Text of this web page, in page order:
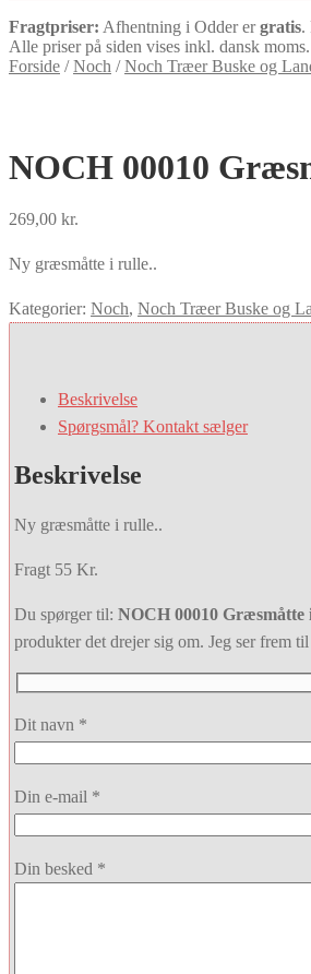
Fragtpriser: Afhentning i Odder ergratis.
Alle priser på siden vises inkl. dansk moms.
Forside /Noch /Noch Træer Buske og
NOCH 00010
269,00 kr.
Ny græsmåtte i rulle..
Kategorier: Noch, Noch Træer Buske og
Beskrivelse
Spørgsmål? Kontakt sælger
Beskrivelse
Ny græsmåtte i rulle..
Fragt 55 Kr.
Du spørger til: NOCH 00010 Græsmåtte
produkter det drejer sig om. Jeg ser frem
Dit navn *
Din e-mail *
Din besked *